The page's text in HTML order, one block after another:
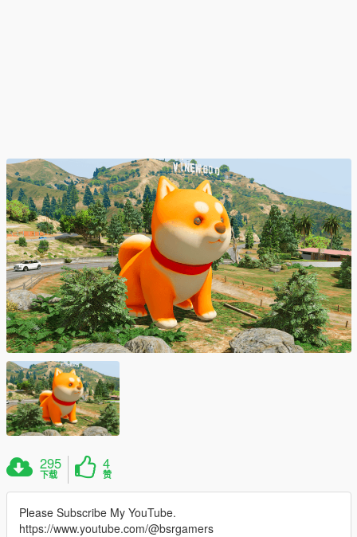
295
下载
4
赞
Please Subscribe My YouTube.
https://www.youtube.com/@bsrgamers